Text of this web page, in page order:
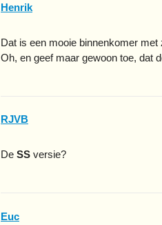
Henrik
Dat is een mooie binnenkomer
Oh, en geef maar gewoon toe, dat
RJVB
De SS versie?
Euc